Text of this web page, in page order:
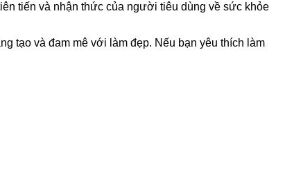
tiến và nhận thức của người tiêu dùng về sức khỏe
tạo và đam mê với làm đẹp. Nếu bạn yêu thích làm